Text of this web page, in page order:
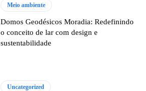
Meio ambiente
Domos Geodésicos Moradia: Redefinindo
o conceito de lar com design e
sustentabilidade
Uncategorized